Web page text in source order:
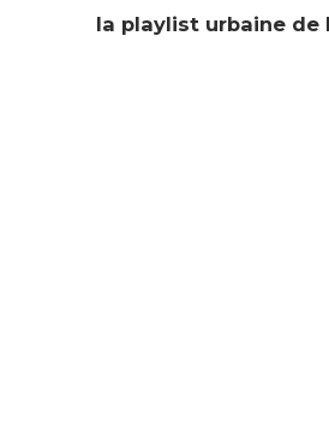
la playlist urbaine de